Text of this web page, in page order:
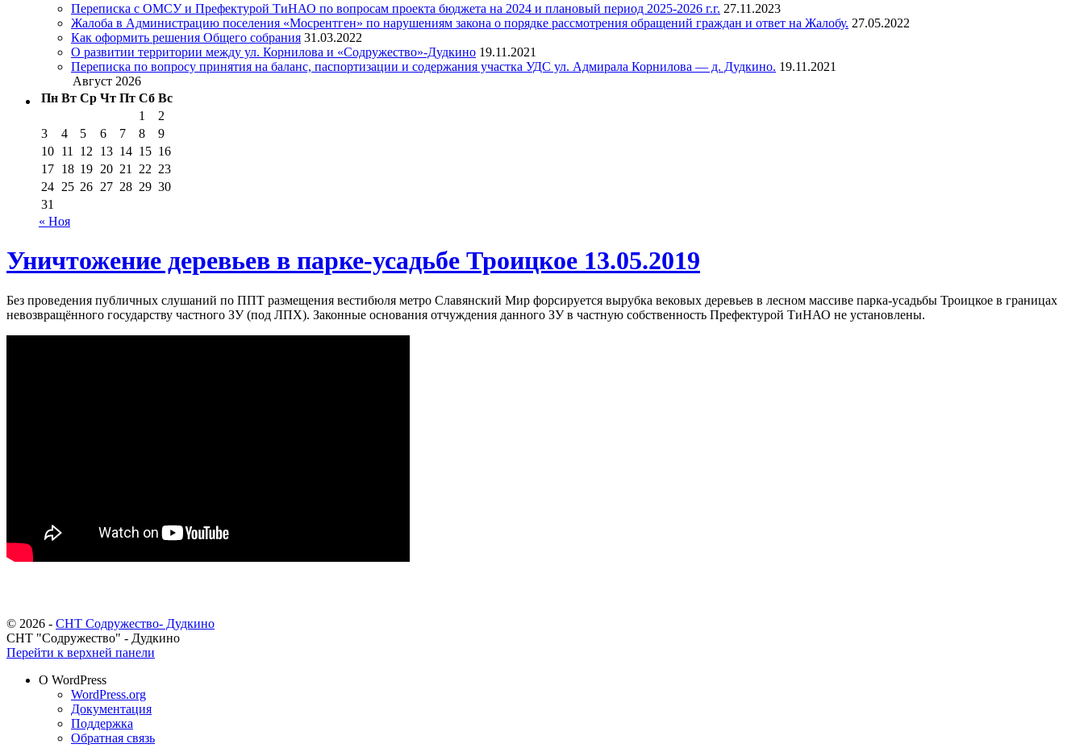
Переписка с ОМСУ и Префектурой ТиНАО по вопросам проекта бюджета на 2024 и плановый период 2025-2026 г.г. 27.11.2023
Жалоба в Администрацию поселения «Мосрентген» по нарушениям закона о порядке рассмотрения обращений граждан и ответ на Жалобу. 27.05.2022
Как оформить решения Общего собрания 31.03.2022
О развитии территории между ул. Корнилова и «Содружество»-Дудкино 19.11.2021
Переписка по вопросу принятия на баланс, паспортизации и содержания участка УДС ул. Адмирала Корнилова — д. Дудкино. 19.11.2021
Август 2026
Пн Вт Ср Чт Пт Сб Вс
1
2
3
4 5 6 7 8
9
10 11 12 13 14 15 16
17 18 19 20 21 22 23
24 25 26 27 28 29 30
31
« Ноя
Уничтожение деревьев в парке-усадьбе Троицкое 13.05.2019
Без проведения публичных слушаний по ППТ размещения вестибюля метро Славянский Мир форсируется вырубка вековых деревьев в лесном массиве парка-усадьбы Троицкое в границах
невозвращённого государству частного ЗУ (под ЛПХ). Законные основания отчуждения данного ЗУ в частную собственность Префектурой ТиНАО не установлены.
© 2026 - СНТ Содружество- Дудкино
СНТ "Содружество" - Дудкино
Перейти к верхней панели
О WordPress
WordPress.org
Документация
Поддержка
Обратная связь